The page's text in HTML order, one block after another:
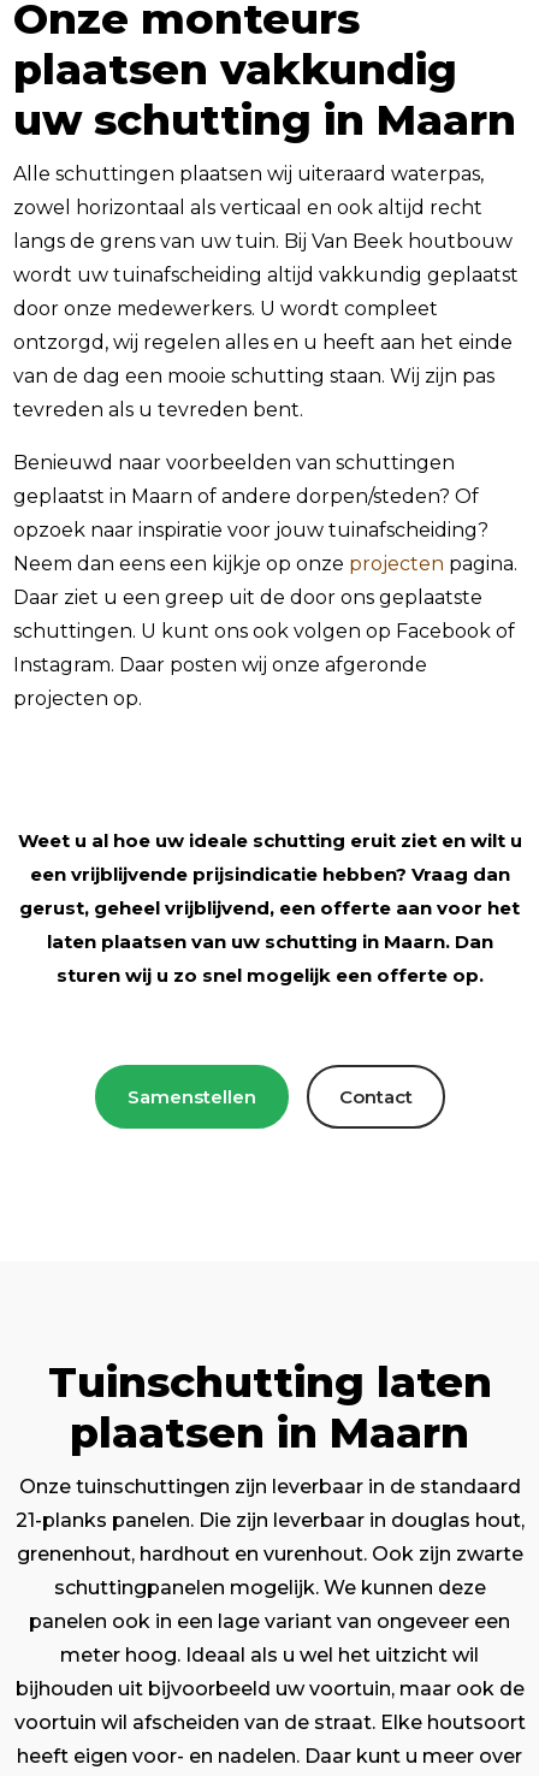
Onze monteurs
plaatsen vakkundig
uw schutting in Maarn
Alle schuttingen plaatsen wij uiteraard waterpas,
zowel horizontaal als verticaal en ook altijd recht
langs de grens van uw tuin. Bij Van Beek houtbouw
wordt uw tuinafscheiding altijd vakkundig geplaatst
door onze medewerkers. U wordt compleet
ontzorgd, wij regelen alles en u heeft aan het einde
van de dag een mooie schutting staan. Wij zijn pas
tevreden als u tevreden bent.
Benieuwd naar voorbeelden van schuttingen
geplaatst in Maarn of andere dorpen/steden? Of
opzoek naar inspiratie voor jouw tuinafscheiding?
Neem dan eens een kijkje op onze projecten pagina.
Daar ziet u een greep uit de door ons geplaatste
schuttingen. U kunt ons ook volgen op Facebook of
Instagram. Daar posten wij onze afgeronde
projecten op.
Weet u al hoe uw ideale schutting eruit ziet en wilt u
een vrijblijvende prijsindicatie hebben? Vraag dan
gerust, geheel vrijblijvend, een offerte aan voor het
laten plaatsen van uw schutting in Maarn. Dan
sturen wij u zo snel mogelijk een offerte op.
Samenstellen Contact
Tuinschutting laten
plaatsen in Maarn
Onze tuinschuttingen zijn leverbaar in de standaard
21-planks panelen. Die zijn leverbaar in douglas hout,
grenenhout, hardhout en vurenhout. Ook zijn zwarte
schuttingpanelen mogelijk. We kunnen deze
panelen ook in een lage variant van ongeveer een
meter hoog. Ideaal als u wel het uitzicht wil
bijhouden uit bijvoorbeeld uw voortuin, maar ook de
voortuin wil afscheiden van de straat. Elke houtsoort
heeft eigen voor- en nadelen. Daar kunt u meer over